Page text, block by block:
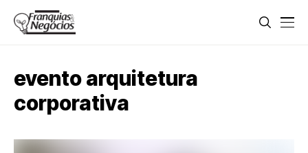
evento arquitetura
corporativa